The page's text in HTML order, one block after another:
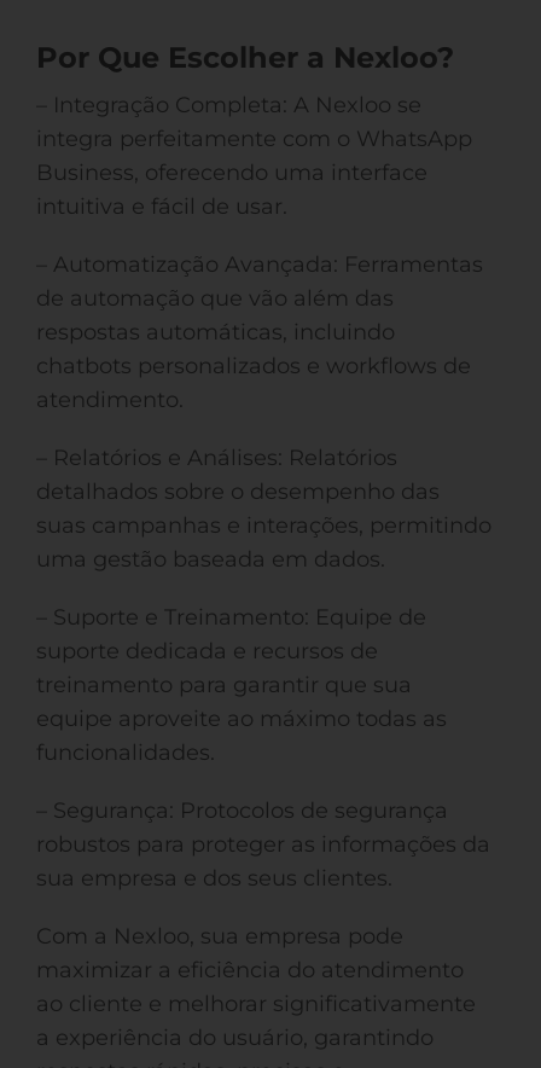
Por Que Escolher a Nexloo?
– Integração Completa: A Nexloo se
integra perfeitamente com o WhatsApp
Business, oferecendo uma interface
intuitiva e fácil de usar.
– Automatização Avançada: Ferramentas
de automação que vão além das
respostas automáticas, incluindo
chatbots personalizados e workflows de
atendimento.
– Relatórios e Análises: Relatórios
detalhados sobre o desempenho das
suas campanhas e interações, permitindo
uma gestão baseada em dados.
– Suporte e Treinamento: Equipe de
suporte dedicada e recursos de
treinamento para garantir que sua
equipe aproveite ao máximo todas as
funcionalidades.
– Segurança: Protocolos de segurança
robustos para proteger as informações da
sua empresa e dos seus clientes.
Com a Nexloo, sua empresa pode
maximizar a eficiência do atendimento
ao cliente e melhorar significativamente
a experiência do usuário, garantindo